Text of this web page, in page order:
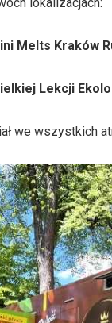
Melts Kraków
Lekcji
we wszystkich